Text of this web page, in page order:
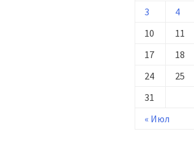
« Июл
3
4
10
11
17
18
24
25
31